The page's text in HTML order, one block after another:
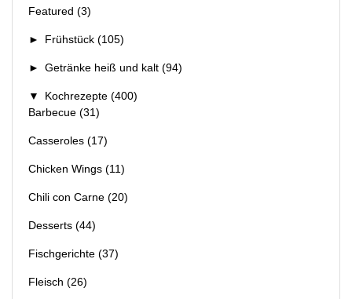
Featured (3)
► Frühstück (105)
► Getränke heiß und kalt (94)
▼ Kochrezepte (400)
Barbecue (31)
Casseroles (17)
Chicken Wings (11)
Chili con Carne (20)
Desserts (44)
Fischgerichte (37)
Fleisch (26)